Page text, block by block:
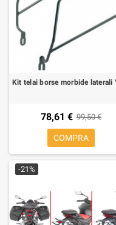
78,61 € 99,50 €
COMPRA
-21%